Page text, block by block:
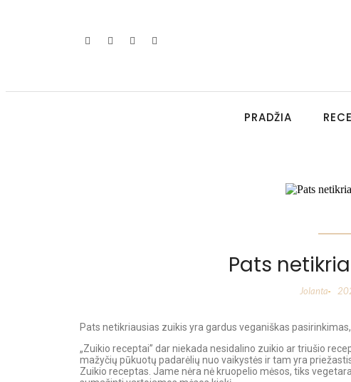
PRADŽIA
Pats
Jolanta-
Pats netikriausias zuikis yra gardus veganiškas
„Zuikio receptai” dar niekada nesidalino zuikio ar triušio
mažyčių pūkuotų padarėlių nuo vaikystės ir tam yra
Zuikio receptas. Jame nėra nė kruopelio mėsos, tiks